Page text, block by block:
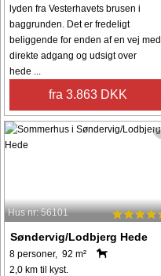
lyden fra Vesterhavets brusen i
baggrunden. Det er fredeligt
beliggende for enden af en vej med
direkte adgang og udsigt over
hede ...
fra 3.863 DKK
Hus nr: 56101
Søndervig/Lodbjerg Hede
8 personer, 92 m²
2,0 km til kyst.